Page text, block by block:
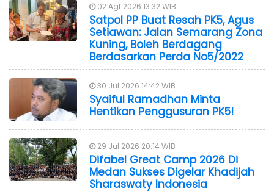
02 Agt 2026 13:32 WIB
Satpol PP Buat Resah PK5, Agus
Setiawan: Jalan Semarang Zona
Kuning, Boleh Berdagang
Berdasarkan Perda No5/2022
30 Jul 2026 14:42 WIB
Syaiful Ramadhan Minta
Hentikan Penggusuran PK5!
29 Jul 2026 20:14 WIB
Difabel Great Camp 2026 Di
Medan Sukses Digelar Khadijah
Sharaswaty Indonesia